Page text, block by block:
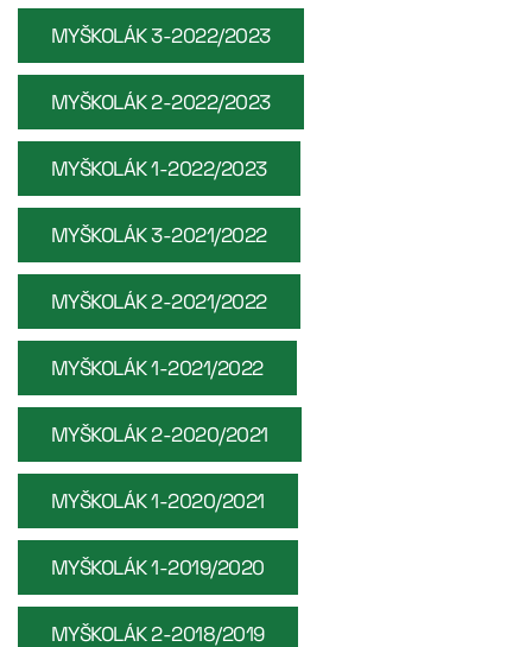
MYŠKOLÁK 3-2022/2023
MYŠKOLÁK 2-2022/2023
MYŠKOLÁK 1-2022/2023
MYŠKOLÁK 3-2021/2022
MYŠKOLÁK 2-2021/2022
MYŠKOLÁK 1-2021/2022
MYŠKOLÁK 2-2020/2021
MYŠKOLÁK 1-2020/2021
MYŠKOLÁK 1-2019/2020
MYŠKOLÁK 2-2018/2019